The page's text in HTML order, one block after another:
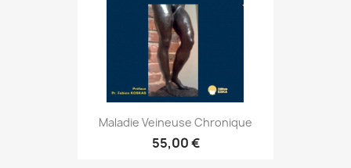
Maladie Veineuse Chronique
55,00 €